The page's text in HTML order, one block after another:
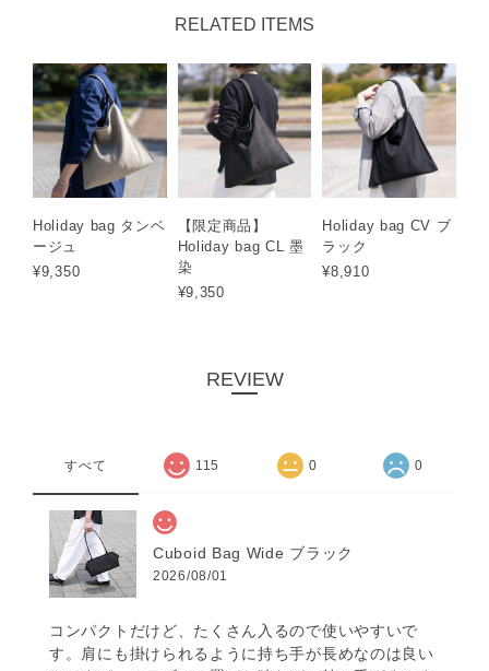
RELATED ITEMS
Holiday bag タンベ
ージュ
¥9,350
【限定商品】
Holiday bag CL 墨
染
¥9,350
Holiday bag CV ブ
ラック
¥8,910
REVIEW
すべて 115 0 0
Cuboid Bag Wide ブラック
2026/08/01
コンパクトだけど、たくさん入るので使いやすいで
す。肩にも掛けられるように持ち手が長めなのは良い